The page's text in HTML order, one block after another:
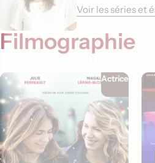
Voir les séries et
Filmographie
Actrice